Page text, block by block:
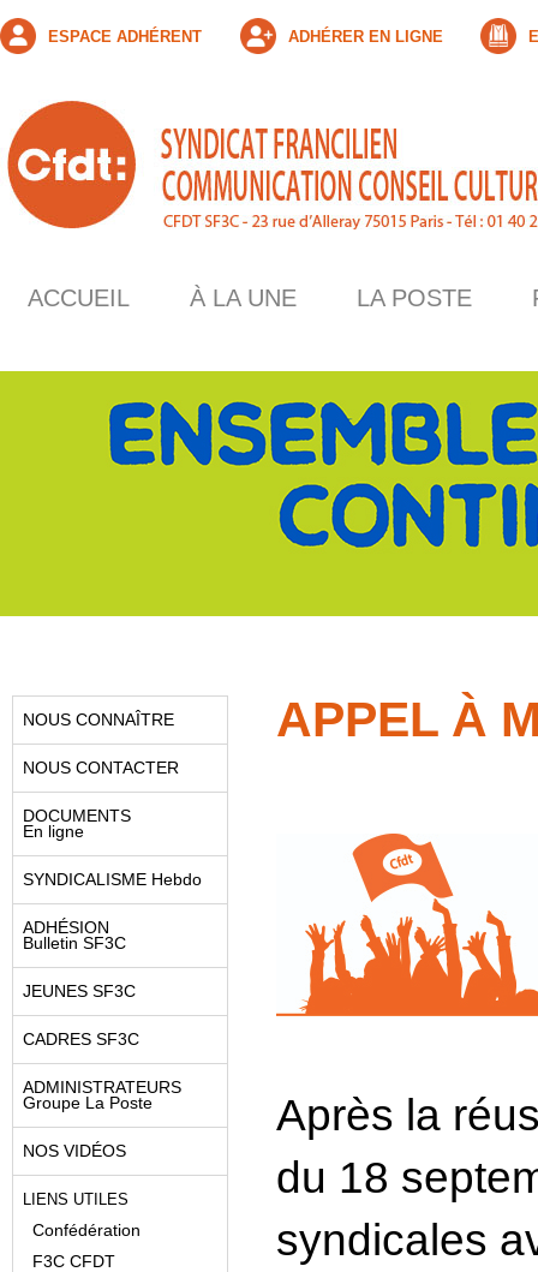
ESPACE ADHÉRENT ADHÉRER EN LIGNE
ACCUEIL À LA UNE LA POSTE
APPEL À
Après la
du 18
syndicales
NOUS CONNAÎTRE
NOUS CONTACTER
DOCUMENTS
En ligne
SYNDICALISME Hebdo
ADHÉSION
Bulletin SF3C
JEUNES SF3C
CADRES SF3C
ADMINISTRATEURS
Groupe La Poste
NOS VIDÉOS
LIENS UTILES
Confédération
F3C CFDT